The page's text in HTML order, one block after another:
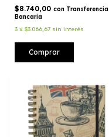
$8.740,00 con Transferencia
Bancaria
3 x $3.066,67 sin interés
Comprar